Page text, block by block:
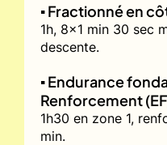
▪️ Fractionné en
1h, 8x1 min 30 sec
descente.
▪️ Endurance
Renforcement
1h30 en zone 1,
min.